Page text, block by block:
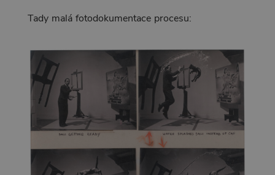
Tady malá fotodokumentace procesu: